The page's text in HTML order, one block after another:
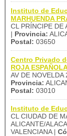
Instituto de
MARHUENDA
CL PRÍNCIPE DE
| Provincia:
Postal: 03650
Centro Privado
ROJA
AV DE NOVELDA
Provincia:
Postal: 03010
Instituto de
CL CIUDAD DE
ALICANTE/
VALENCIANA |